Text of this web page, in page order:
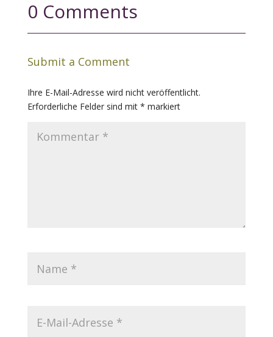
0 Comments
Submit a Comment
Ihre E-Mail-Adresse wird nicht veröffentlicht.
Erforderliche Felder sind mit * markiert